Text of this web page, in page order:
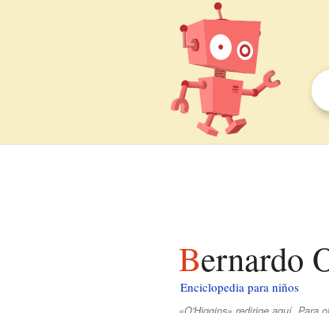
Enciclopedia para niños